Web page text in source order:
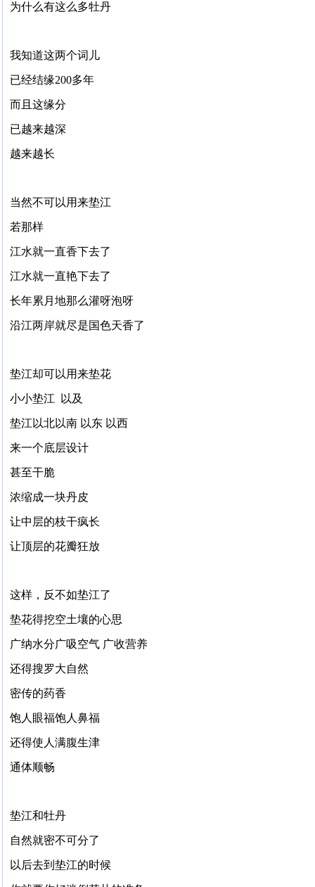
为什么有这么多牡丹
我知道这两个词儿
已经结缘200多年
而且这缘分
已越来越深
越来越长
当然不可以用来垫江
若那样
江水就一直香下去了
江水就一直艳下去了
长年累月地那么灌呀泡呀
沿江两岸就尽是国色天香了
垫江却可以用来垫花
小小垫江 以及
垫江以北以南 以东 以西
来一个底层设计
甚至干脆
浓缩成一块丹皮
让中层的枝干疯长
让顶层的花瓣狂放
这样，反不如垫江了
垫花得挖空土壤的心思
广纳水分广吸空气 广收营养
还得搜罗大自然
密传的药香
饱人眼福饱人鼻福
还得使人满腹生津
通体顺畅
垫江和牡丹
自然就密不可分了
以后去到垫江的时候